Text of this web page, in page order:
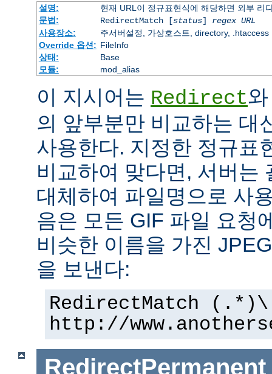
설명:
현재 URL이 정규표현식에 해당하면 외부 리
문법:
RedirectMatch [status] regex URL
사용장소:
주서버설정, 가상호스트, directory, .htaccess
Override 옵션: FileInfo
상태:
Base
모듈:
mod_alias
이 지시어는 Redirect
의 앞부분만 비교하는 대
사용한다. 지정한 정규표
비교하여 맞다면, 서버는
대체하여 파일명으로 사
음은 모든 GIF 파일 요청
비슷한 이름을 가진
을 보낸다:
RedirectMatch
http://
RedirectPermanent